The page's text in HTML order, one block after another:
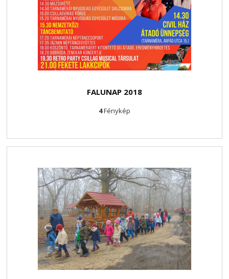
FALUNAP 2018
4Fénykép